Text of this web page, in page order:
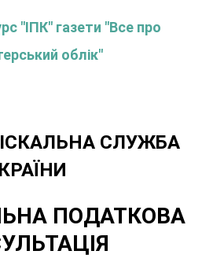
"ІПК" газети "Все про
облік"
СЛУЖБА
ПОДАТКОВА